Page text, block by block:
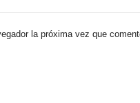
la próxima vez que